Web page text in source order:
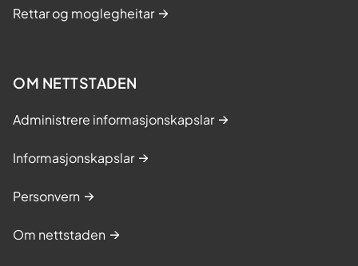
Rettar og moglegheitar
OM NETTSTADEN
Administrere informasjonskapslar
Informasjonskapslar
Personvern
Om nettstaden